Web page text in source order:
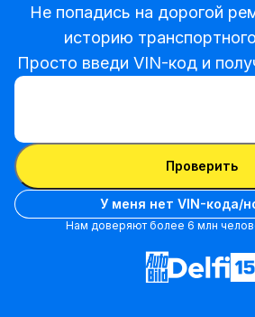
Не попадись на дорогой
историю
Просто введи VIN-код и
Ввести VIN-код
Ввести VIN-код
Проверить
У меня нет VIN-кода/
Нам доверяют более 6 млн